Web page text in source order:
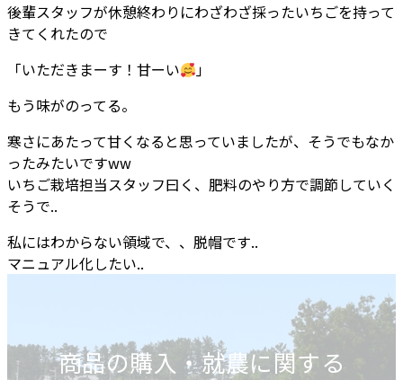
後輩スタッフが休憩終わりにわざわざ採ったいちごを持って
きてくれたので
「いただきまーす！甘ーい
」
もう味がのってる。
寒さにあたって甘くなると思っていましたが、そうでもなか
ったみたいですww
いちご栽培担当スタッフ曰く、肥料のやり方で調節していく
そうで..
私にはわからない領域で、、脱帽です..
マニュアル化したい..
商品の購入・就農に関する